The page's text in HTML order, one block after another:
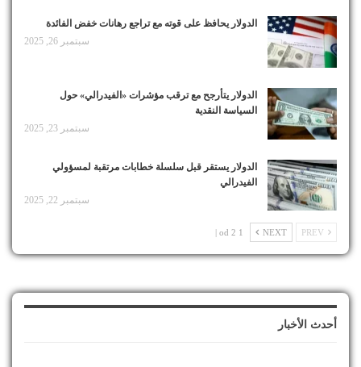
الدولار يحافظ على قوته مع تراجع رهانات خفض الفائدة
سبتمبر 26, 2025
الدولار يتأرجح مع ترقب مؤشرات «الفيدرالي» حول
السياسة النقدية
سبتمبر 23, 2025
الدولار يستقر قبل سلسلة خطابات مرتقبة لمسؤولي
الفيدرالي
سبتمبر 22, 2025
NEXT
1 od 2 |
أحدث الأخبار